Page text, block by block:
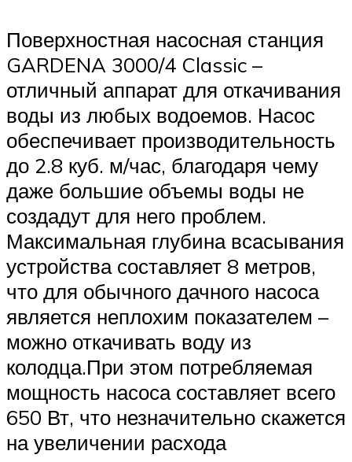
Поверхностная насосная станция
GARDENA 3000/4 Classic –
отличный аппарат для откачивания
воды из любых водоемов. Насос
обеспечивает производительность
до 2.8 куб. м/час, благодаря чему
даже большие объемы воды не
создадут для него проблем.
Максимальная глубина всасывания
устройства составляет 8 метров,
что для обычного дачного насоса
является неплохим показателем –
можно откачивать воду из
колодца.При этом потребляемая
мощность насоса составляет всего
650 Вт, что незначительно скажется
на увеличении расхода